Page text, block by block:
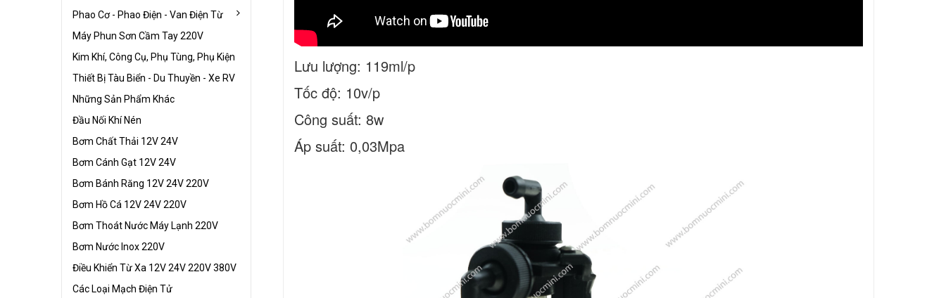
Phao Cơ - Phao Điện - Van Điện Từ
Máy Phun Sơn Cầm Tay 220V
Kim Khí, Công Cụ, Phụ Tùng, Phụ Kiện
Thiết Bị Tàu Biển - Du Thuyền - Xe RV
Những Sản Phẩm Khác
Đầu Nối Khí Nén
Bơm Chất Thải 12V 24V
Bơm Cánh Gạt 12V 24V
Bơm Bánh Răng 12V 24V 220V
Bơm Hồ Cá 12V 24V 220V
Bơm Thoát Nước Máy Lạnh 220V
Bơm Nước Inox 220V
Điều Khiển Từ Xa 12V 24V 220V 380V
Các Loại Mạch Điện Tử
Lưu lượng: 119ml/p
Tốc độ: 10v/p
Công suất: 8w
Áp suất: 0,03Mpa